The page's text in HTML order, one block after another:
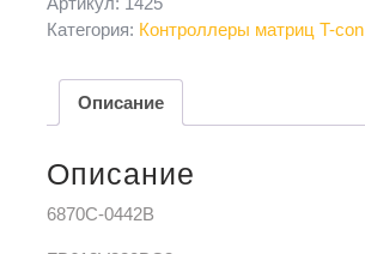
Категория: Контроллеры матриц T-con
Описание
Описание
6870C-0442B